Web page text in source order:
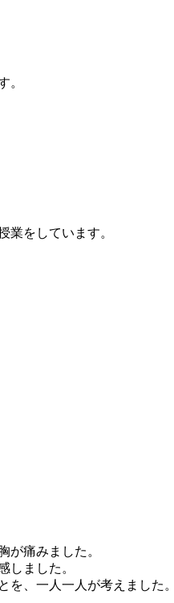
。
をしています。
が痛みました。
しました。
、一人一人が考えました。